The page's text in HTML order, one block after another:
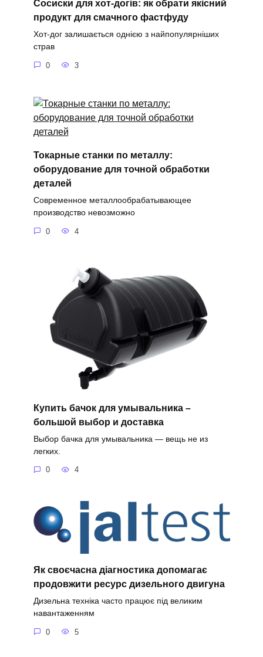
Сосиски для хот-догів: як обрати якісний
продукт для смачного фастфуду
Хот-дог залишається однією з найпопулярніших
страв
0 3
Токарные станки по металлу:
оборудование для точной обработки
деталей
Современное металлообрабатывающее
производство невозможно
0 4
Купить бачок для умывальника –
большой выбор и доставка
Выбор бачка для умывальника — вещь не из
легких.
0 4
Як своєчасна діагностика допомагає
продовжити ресурс дизельного двигуна
Дизельна техніка часто працює під великим
навантаженням
0 5